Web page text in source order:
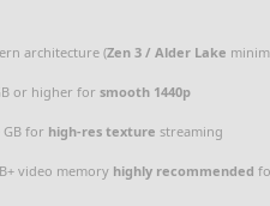
architecture (Zen 3 / Alder Lake
or higher for smooth 1440p
GB for high-res texture streaming
video memory highly recommended